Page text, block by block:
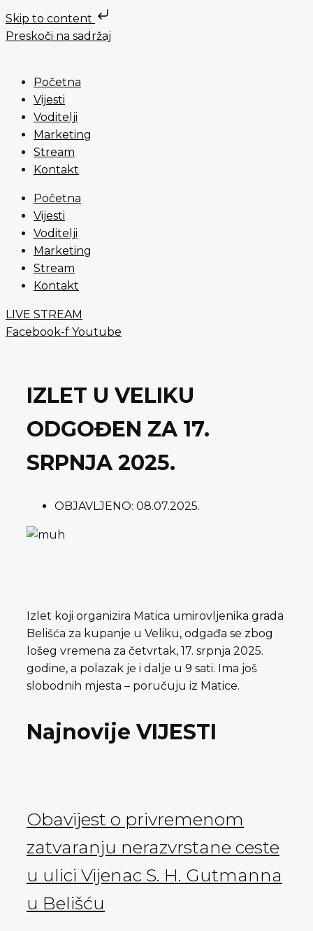
Skip to content
Preskoči na sadržaj
Početna
Vijesti
Voditelji
Marketing
Stream
Kontakt
Početna
Vijesti
Voditelji
Marketing
Stream
Kontakt
LIVE STREAM
Facebook-f Youtube
IZLET U VELIKU
ODGOĐEN ZA 17.
SRPNJA 2025.
OBJAVLJENO: 08.07.2025.
Izlet koji organizira Matica umirovljenika grada
Belišća za kupanje u Veliku, odgađa se zbog
lošeg vremena za četvrtak, 17. srpnja 2025.
godine, a polazak je i dalje u 9 sati. Ima još
slobodnih mjesta – poručuju iz Matice.
Najnovije VIJESTI
Obavijest o privremenom
zatvaranju nerazvrstane ceste
u ulici Vijenac S. H. Gutmanna
u Belišću